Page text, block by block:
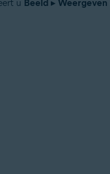
u Beeld ▸ Weergeven